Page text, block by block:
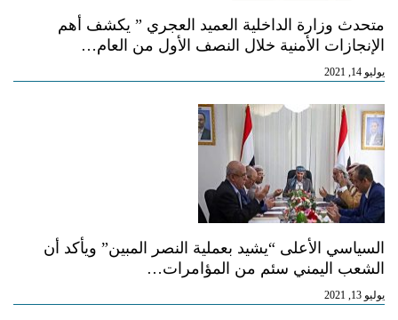
متحدث وزارة الداخلية العميد العجري ” يكشف أهم
الإنجازات الأمنية خلال النصف الأول من العام…
يوليو 14, 2021
السياسي الأعلى “يشيد بعملية النصر المبين” ويأكد أن
الشعب اليمني سئم من المؤامرات…
يوليو 13, 2021